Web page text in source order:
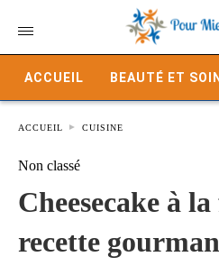
ACCUEIL BEAUTÉ ET SOIN
ACCUEIL CUISINE
Non classé
Cheesecake à
recette